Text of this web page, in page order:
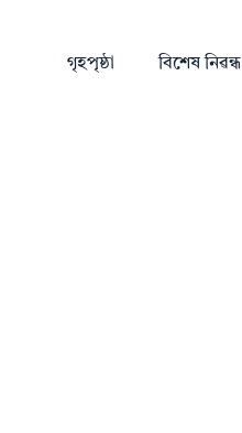
গৃহপৃষ্ঠা বিশেষ নিৱন্ধ